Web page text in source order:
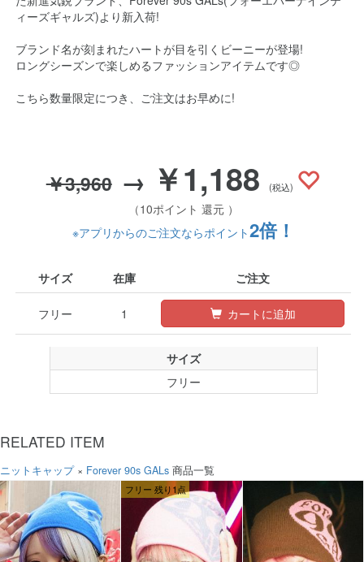
ィーズギャルズ)より新入荷!
ブランド名が刻まれたハートが目を引くビーニーが登場!
ロングシーズンで楽しめるファッションアイテムです◎
こちら数量限定につき、ご注文はお早めに!
￥3,960 → ￥1,188 (税込)
（10ポイント 還元 ）
※アプリからのご注文ならポイント2倍！
サイズ 在庫 ご注文
フリー 1 カートに追加
サイズ
フリー
RELATED ITEM
ニットキャップ× Forever 90s GALs 商品一覧
フリー 残り1点